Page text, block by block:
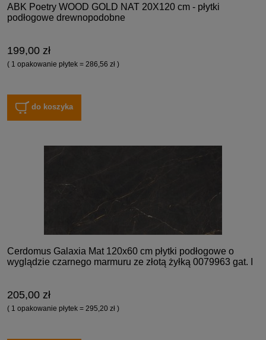
ABK Poetry WOOD GOLD NAT 20X120 cm - płytki
podłogowe drewnopodobne
199,00 zł
( 1 opakowanie płytek = 286,56 zł )
do koszyka
Cerdomus Galaxia Mat 120x60 cm płytki podłogowe o
wyglądzie czarnego marmuru ze złotą żyłką 0079963 gat. I
205,00 zł
( 1 opakowanie płytek = 295,20 zł )